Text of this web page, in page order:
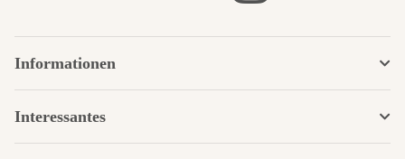
Informationen
Interessantes